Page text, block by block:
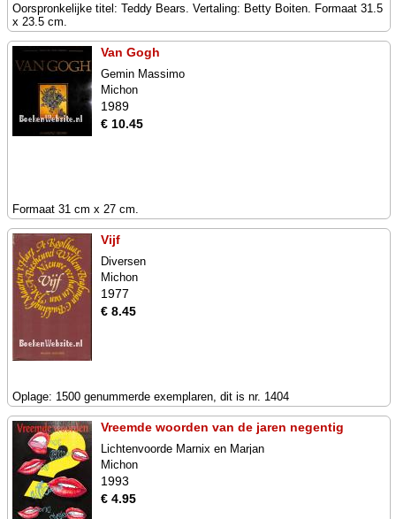
Oorspronkelijke titel: Teddy Bears. Vertaling: Betty Boiten. Formaat 31.5
x 23.5 cm.
Van Gogh
Gemin Massimo
Michon
1989
€ 10.45
Formaat 31 cm x 27 cm.
Vijf
Diversen
Michon
1977
€ 8.45
Oplage: 1500 genummerde exemplaren, dit is nr. 1404
Vreemde woorden van de jaren negentig
Lichtenvoorde Marnix en Marjan
Michon
1993
€ 4.95